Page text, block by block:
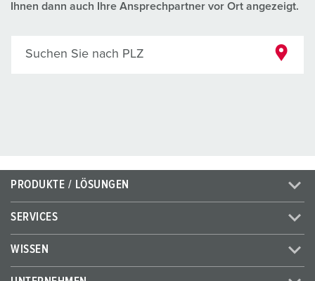
Ihnen dann auch Ihre Ansprechpartner vor Ort angezeigt.
Suchen Sie nach PLZ
PRODUKTE / LÖSUNGEN
SERVICES
WISSEN